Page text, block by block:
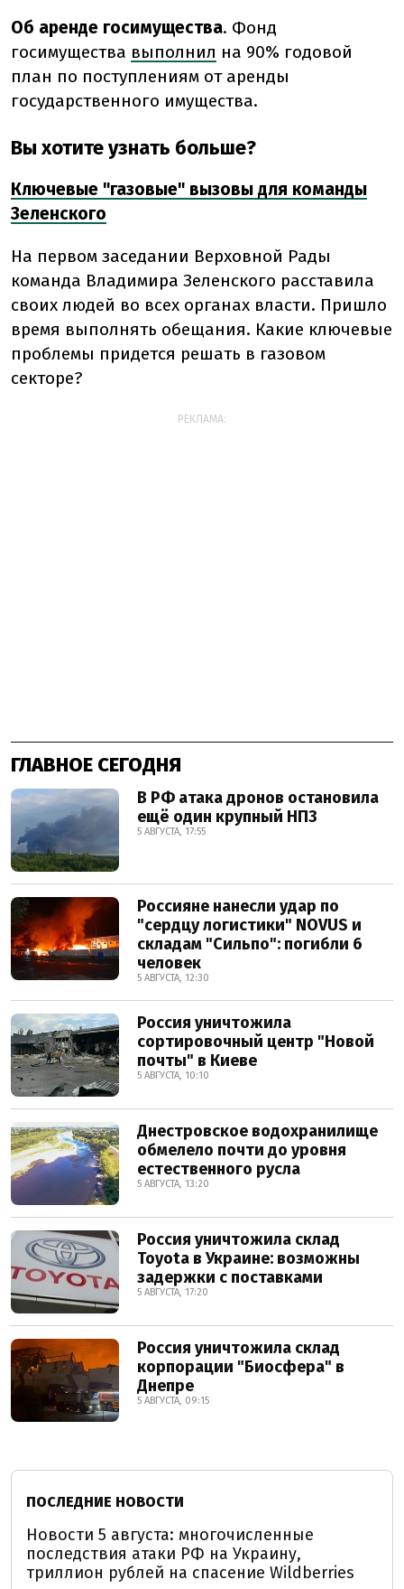
Об аренде госимущества. Фонд
госимущества выполнил на 90% годовой
план по поступлениям от аренды
государственного имущества.
Вы хотите узнать больше?
Ключевые "газовые" вызовы для команды
Зеленского
На первом заседании Верховной Рады
команда Владимира Зеленского расставила
своих людей во всех органах власти. Пришло
время выполнять обещания. Какие ключевые
проблемы придется решать в газовом
секторе?
РЕКЛАМА:
ГЛАВНОЕ СЕГОДНЯ
В РФ атака дронов остановила
ещё один крупный НПЗ
5 АВГУСТА, 17:55
Россияне нанесли удар по
"сердцу логистики" NOVUS и
складам "Сильпо": погибли 6
человек
5 АВГУСТА, 12:30
Россия уничтожила
сортировочный центр "Новой
почты" в Киеве
5 АВГУСТА, 10:10
Днестровское водохранилище
обмелело почти до уровня
естественного русла
5 АВГУСТА, 13:20
Россия уничтожила склад
Toyota в Украине: возможны
задержки с поставками
5 АВГУСТА, 17:20
Россия уничтожила склад
корпорации "Биосфера" в
Днепре
5 АВГУСТА, 09:15
ПОСЛЕДНИЕ НОВОСТИ
Новости 5 августа: многочисленные
последствия атаки РФ на Украину,
триллион рублей на спасение Wildberries